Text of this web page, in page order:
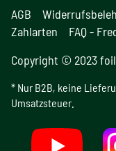
AGB
Zahlarten
FAQ -
Copyright © 2023
* Nur B2B, keine
Umsatzsteuer.